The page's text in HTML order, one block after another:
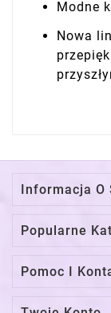
Modne
Nowa
Informacja O
Popularne
Pomoc I